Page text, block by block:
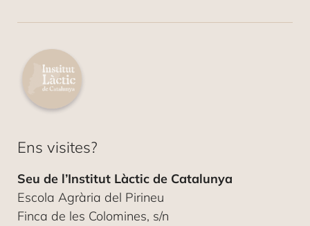
*
R
OO
Ens visites?
Seu de l’Institut Làctic de Catalunya
Escola Agrària del Pirineu
Finca de les Colomines, s/n